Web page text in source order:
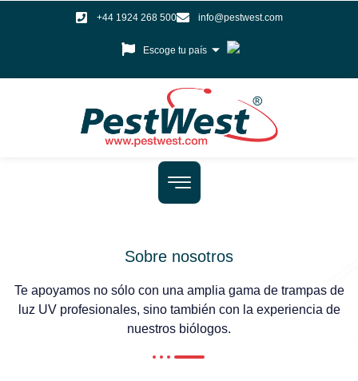
+44 1924 268 500 info@pestwest.com
Escoge tu país
Sobre nosotros
Te apoyamos no sólo con una amplia gama de trampas de
luz UV profesionales, sino también con la experiencia de
nuestros biólogos.